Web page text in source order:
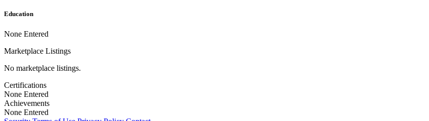
Education
None Entered
Marketplace Listings
No marketplace listings.
Certifications
None Entered
Achievements
None Entered